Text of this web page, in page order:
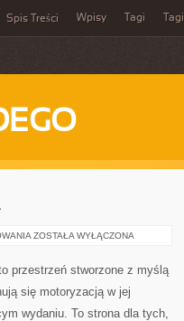
Spis Treści Wpisy Tagi Tagi
RESTAURACJA
ZOSTAŁA WYŁĄCZONA
przestrzeń stworzone z myślą
się motoryzacją w jej
wydaniu. To strona dla tych,